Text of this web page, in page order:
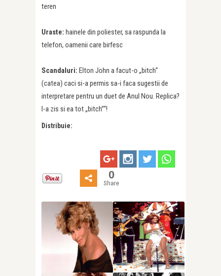
teren
Uraste: hainele din poliester, sa raspunda la
telefon, oamenii care birfesc
Scandaluri: Elton John a facut-o „bitch“
(catea) caci si-a permis sa-i faca sugestii de
interpretare pentru un duet de Anul Nou. Replica?
I-a zis si ea tot „bitch”“!
Distribuie:
0
Share